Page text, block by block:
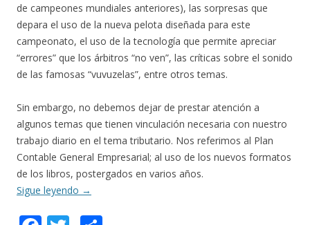
de campeones mundiales anteriores), las sorpresas que
depara el uso de la nueva pelota diseñada para este
campeonato, el uso de la tecnología que permite apreciar
“errores” que los árbitros “no ven”, las críticas sobre el sonido
de las famosas “vuvuzelas”, entre otros temas.
Sin embargo, no debemos dejar de prestar atención a
algunos temas que tienen vinculación necesaria con nuestro
trabajo diario en el tema tributario. Nos referimos al Plan
Contable General Empresarial; al uso de los nuevos formatos
de los libros, postergados en varios años.
Sigue leyendo →